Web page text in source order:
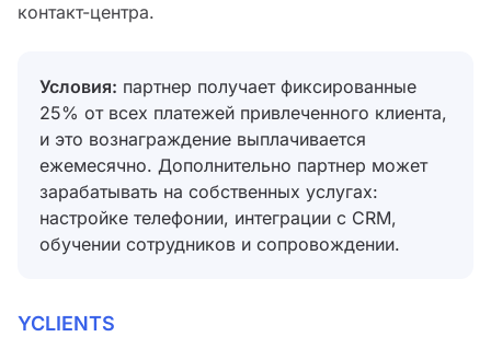
контакт-центра.
Условия: партнер получает фиксированные
25% от всех платежей привлеченного клиента,
и это вознаграждение выплачивается
ежемесячно. Дополнительно партнер может
зарабатывать на собственных услугах:
настройке телефонии, интеграции с CRM,
обучении сотрудников и сопровождении.
YCLIENTS